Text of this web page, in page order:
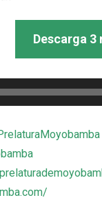
Descarga 3